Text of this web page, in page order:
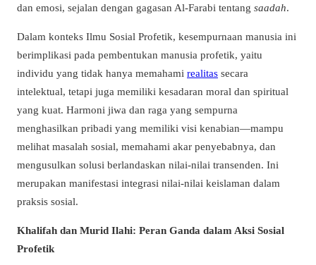
dan emosi, sejalan dengan gagasan Al-Farabi tentang saadah.
Dalam konteks Ilmu Sosial Profetik, kesempurnaan manusia ini
berimplikasi pada pembentukan manusia profetik, yaitu
individu yang tidak hanya memahami realitas secara
intelektual, tetapi juga memiliki kesadaran moral dan spiritual
yang kuat. Harmoni jiwa dan raga yang sempurna
menghasilkan pribadi yang memiliki visi kenabian—mampu
melihat masalah sosial, memahami akar penyebabnya, dan
mengusulkan solusi berlandaskan nilai-nilai transenden. Ini
merupakan manifestasi integrasi nilai-nilai keislaman dalam
praksis sosial.
Khalifah dan Murid Ilahi: Peran Ganda dalam Aksi Sosial
Profetik